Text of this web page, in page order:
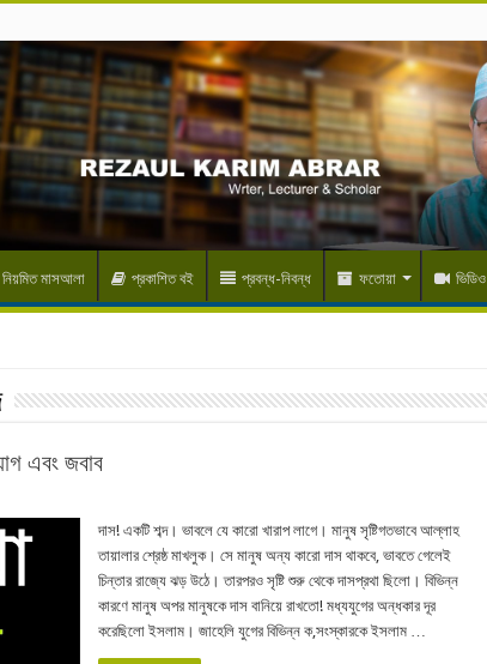
নিয়মিত মাসআলা প্রকাশিত বই প্রবন্ধ-নিবন্ধ ফতোয়া ভিডিও
এবং জবাব
দাস! একটি শব্দ। ভাবলে যে কারো খারাপ লাগে। মানুষ সৃষ্টিগতভাবে আল্লাহ
তায়ালার শ্রেষ্ঠ মাখলুক। সে মানুষ অন্য কারো দাস থাকবে, ভাবতে গেলেই
চিন্তার রাজ্যে ঝড় উঠে। তারপরও সৃষ্টি শুরু থেকে দাসপ্রথা ছিলো। বিভিন্ন
কারণে মানুষ অপর মানুষকে দাস বানিয়ে রাখতো! মধ্যযুগের অন্ধকার দূর
করেছিলো ইসলাম। জাহেলি যুগের বিভিন্ন ক‚সংস্কারকে ইসলাম …